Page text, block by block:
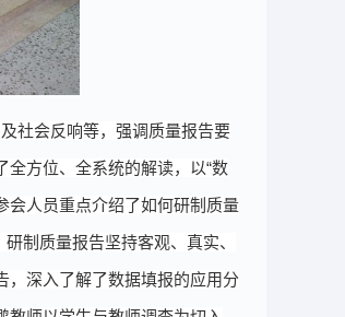
社会反响等， 强调质量报告要
全方位、全系统的解读，以“数
会人员重点介绍了如何研制质量
研制质量报告坚持客观、真实、
，深入了解了数据填报的应用分